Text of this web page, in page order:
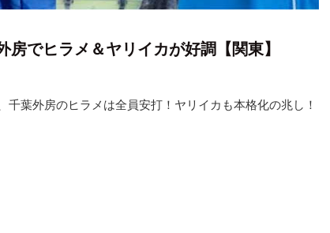
でヒラメ＆ヤリイカが好調【関東】
葉外房のヒラメは全員安打！ヤリイカも本格化の兆し！